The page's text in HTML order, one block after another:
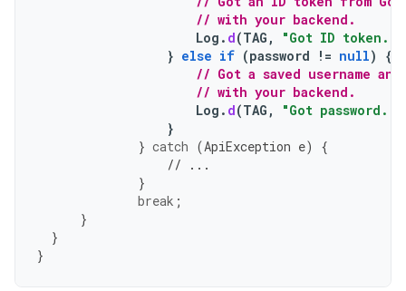
// with your backend.
Log . d(TAG , "Got ID token."
} else if (password != null)
{
// Got a saved username
// with your backend.
Log . d(TAG , "Got password."
}
} catch (ApiException e)
{
// ...
}
break ;
}
}
}